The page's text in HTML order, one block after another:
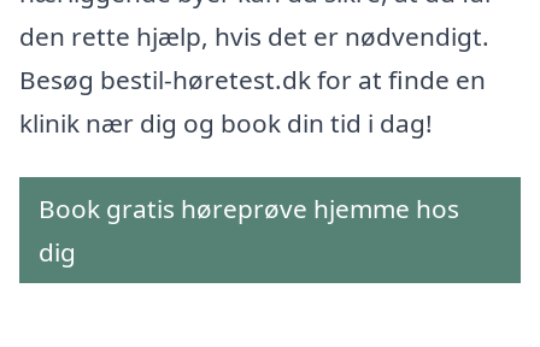
den rette hjælp, hvis det er nødvendigt.
Besøg bestil-høretest.dk for at finde en
klinik nær dig og book din tid i dag!
Book gratis høreprøve hjemme hos
dig